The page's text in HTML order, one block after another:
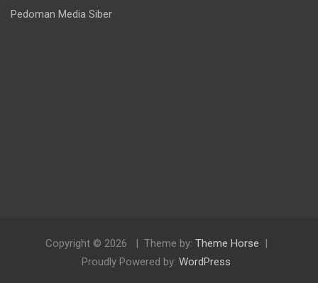
Pedoman Media Siber
Copyright © 2026 Theme by: Theme Horse
Proudly Powered by: WordPress